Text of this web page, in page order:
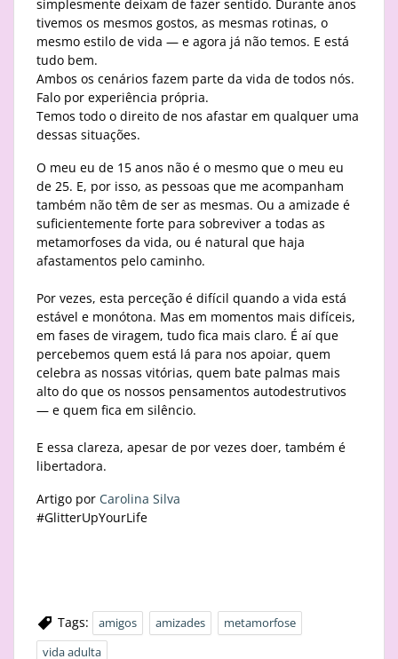
simplesmente deixam de fazer sentido. Durante anos
tivemos os mesmos gostos, as mesmas rotinas, o
mesmo estilo de vida — e agora já não temos. E está
tudo bem.
Ambos os cenários fazem parte da vida de todos nós.
Falo por experiência própria.
Temos todo o direito de nos afastar em qualquer uma
dessas situações.
O meu eu de 15 anos não é o mesmo que o meu eu
de 25. E, por isso, as pessoas que me acompanham
também não têm de ser as mesmas. Ou a amizade é
suficientemente forte para sobreviver a todas as
metamorfoses da vida, ou é natural que haja
afastamentos pelo caminho.
Por vezes, esta perceção é difícil quando a vida está
estável e monótona. Mas em momentos mais difíceis,
em fases de viragem, tudo fica mais claro. É aí que
percebemos quem está lá para nos apoiar, quem
celebra as nossas vitórias, quem bate palmas mais
alto do que os nossos pensamentos autodestrutivos
— e quem fica em silêncio.
E essa clareza, apesar de por vezes doer, também é
libertadora.
Artigo por Carolina Silva
#GlitterUpYourLife
Tags: amigos amizades
metamorfose
vida adulta